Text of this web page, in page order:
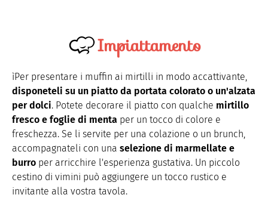
Impiattamento
ìPer presentare i muffin ai mirtilli in modo accattivante,
disponeteli su un piatto da portata colorato o un'alzata
per dolci. Potete decorare il piatto con qualche mirtillo
fresco e foglie di menta per un tocco di colore e
freschezza. Se li servite per una colazione o un brunch,
accompagnateli con una selezione di marmellate e
burro per arricchire l'esperienza gustativa. Un piccolo
cestino di vimini può aggiungere un tocco rustico e
invitante alla vostra tavola.